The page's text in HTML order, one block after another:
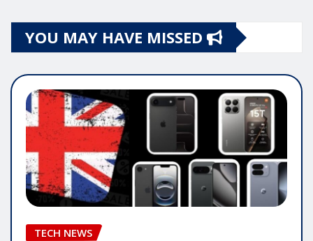
YOU MAY HAVE MISSED
TECH NEWS